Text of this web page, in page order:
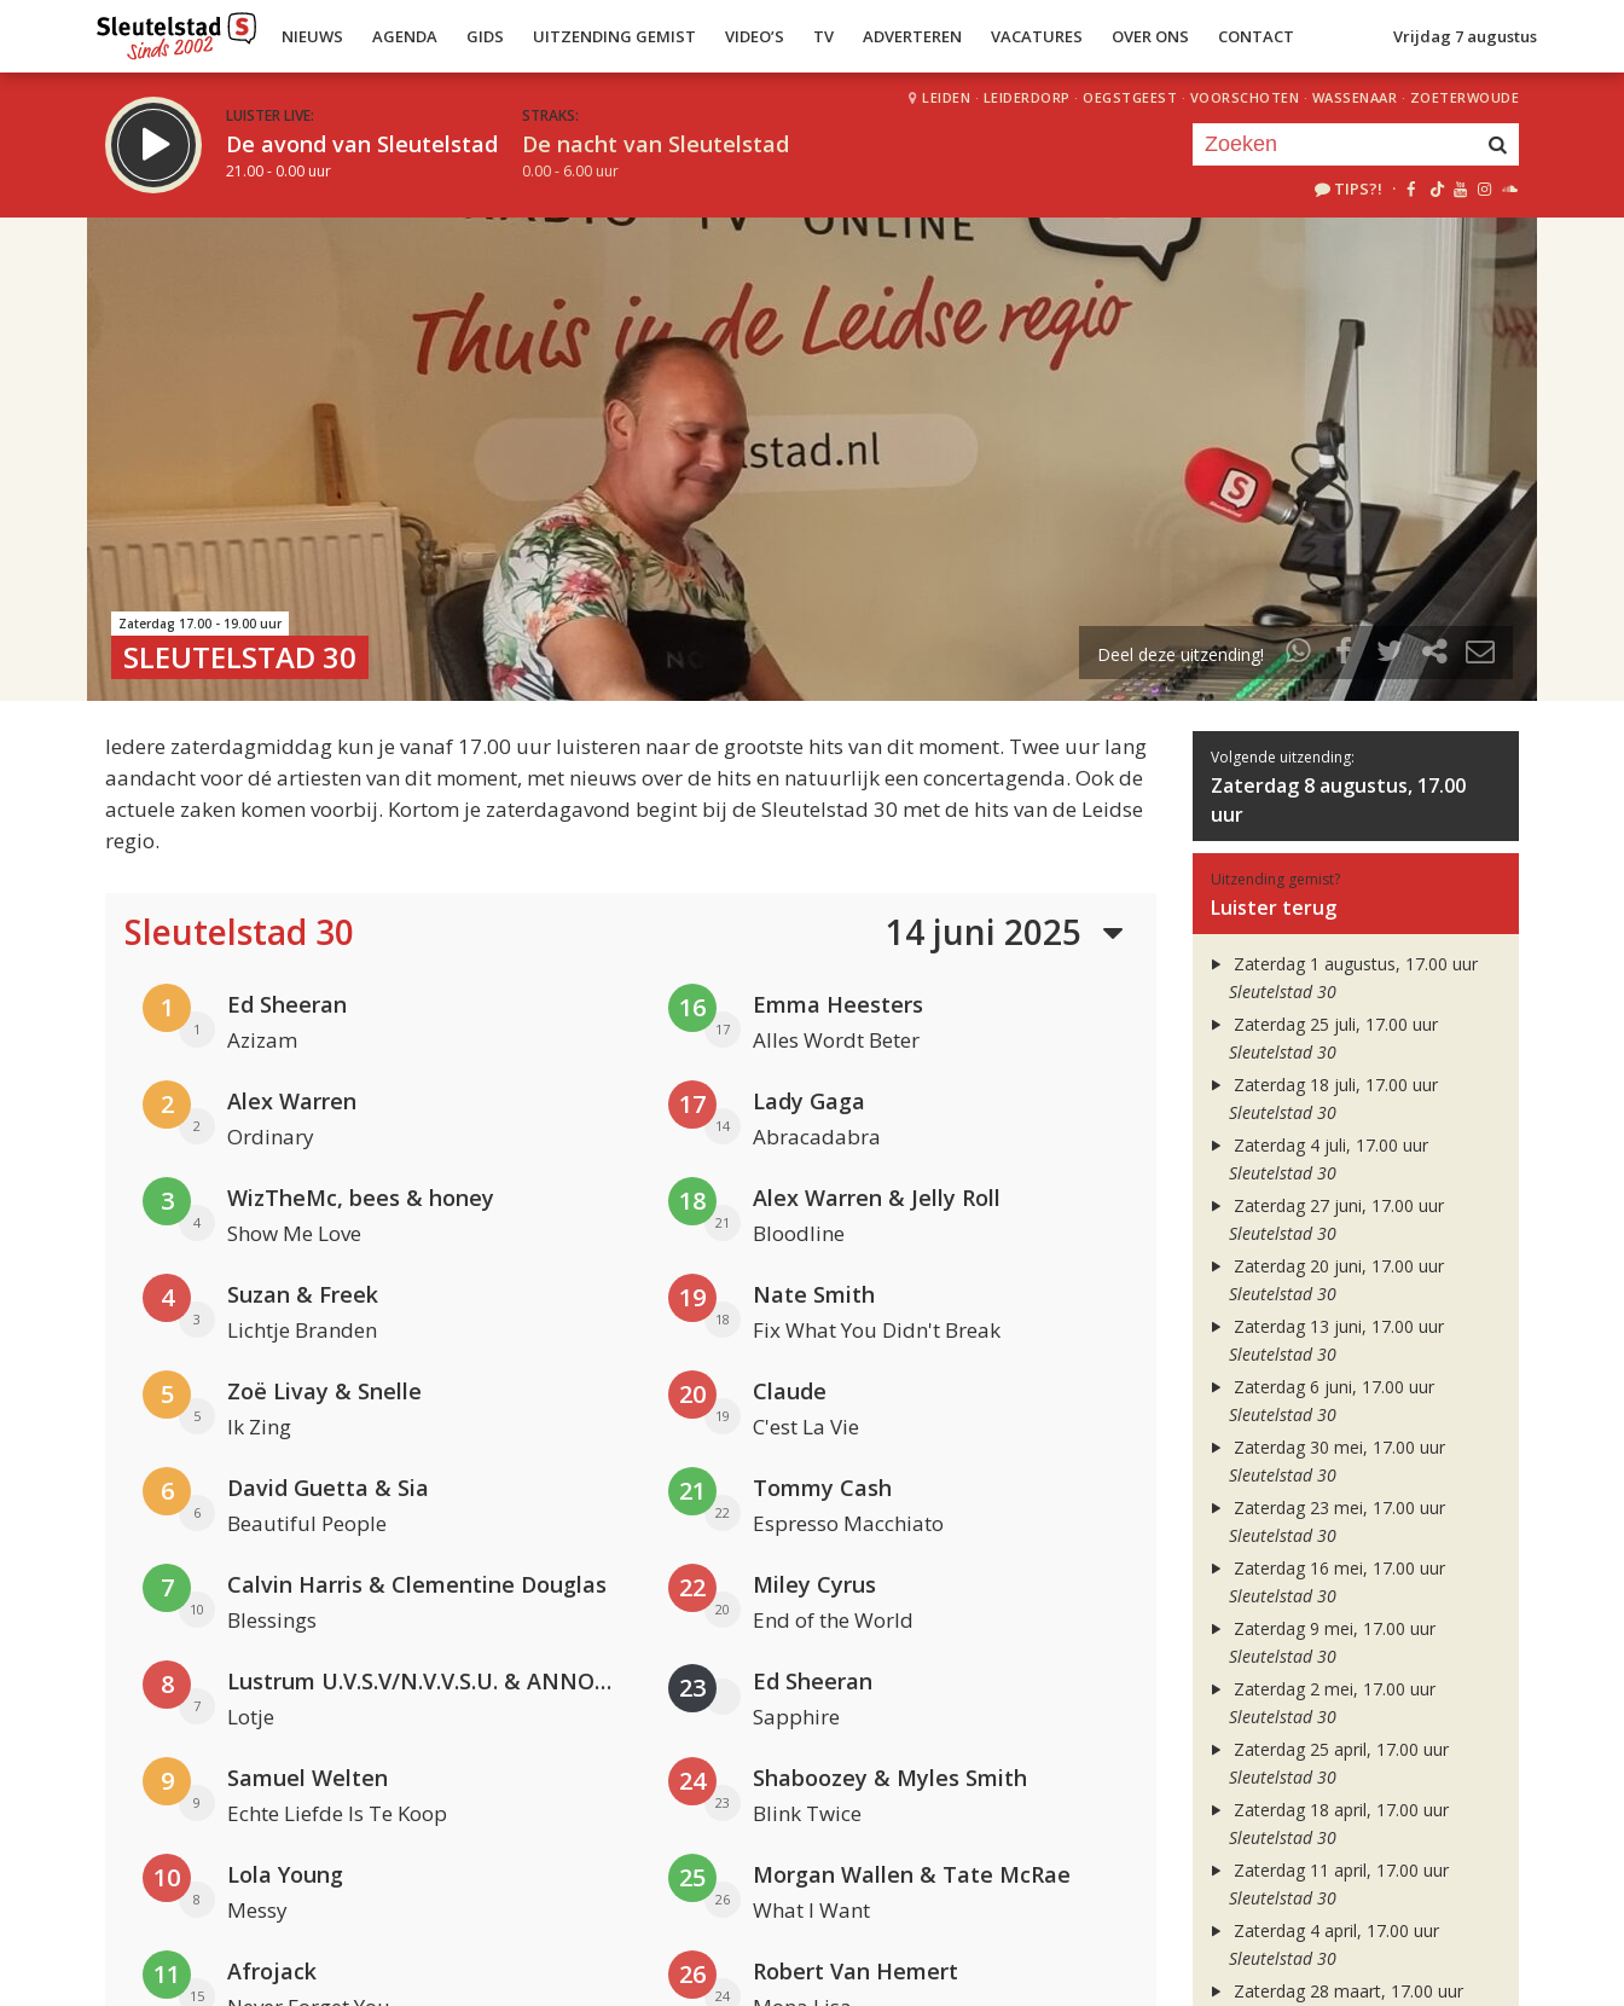
NIEUWS AGENDA GIDS UITZENDING GEMIST VIDEO’S TV ADVERTEREN VACATURES OVER ONS CONTACT Vrijdag 7 augustus
LUISTER LIVE:
De avond van Sleutelstad
21.00 - 0.00 uur
STRAKS:
De nacht van Sleutelstad
0.00 - 6.00 uur
LEIDEN · LEIDERDORP · OEGSTGEEST · VOORSCHOTEN · WASSENAAR · ZOETERWOUDE
TIPS?! ·
uur 1 van 2
Volgend uur
Zaterdag 17.00 - 19.00 uur
SLEUTELSTAD 30 Deel deze uitzending!
Iedere zaterdagmiddag kun je vanaf 17.00 uur luisteren naar de grootste hits van dit moment. Twee uur lang
aandacht voor dé artiesten van dit moment, met nieuws over de hits en natuurlijk een concertagenda. Ook de
actuele zaken komen voorbij. Kortom je zaterdagavond begint bij de Sleutelstad 30 met de hits van de Leidse
regio.
Sleutelstad 30 14 juni 2025
1
1
Ed Sheeran
Azizam
2
2
Alex Warren
Ordinary
3
4
WizTheMc, bees & honey
Show Me Love
4
3
Suzan & Freek
Lichtje Branden
5
5
Zoë Livay & Snelle
Ik Zing
6
6
David Guetta & Sia
Beautiful People
7
10
Calvin Harris & Clementine Douglas
Blessings
8
7
Lustrum U.V.S.V/N.V.V.S.U. & ANNO ONS & Jopke van Dobbenburgh & Roeland Beelen
Lotje
9
9
Samuel Welten
Echte Liefde Is Te Koop
10
8
Lola Young
Messy
11
15
Afrojack
16
17
Emma Heesters
Alles Wordt Beter
17
14
Lady Gaga
Abracadabra
18
21
Alex Warren & Jelly Roll
Bloodline
19
18
Nate Smith
Fix What You Didn't Break
20
19
Claude
C'est La Vie
21
22
Tommy Cash
Espresso Macchiato
22
20
Miley Cyrus
End of the World
23 Ed Sheeran
Sapphire
24
23
Shaboozey & Myles Smith
Blink Twice
25
26
Morgan Wallen & Tate McRae
What I Want
26
24
Robert Van Hemert
Volgende uitzending:
Zaterdag 8 augustus, 17.00
uur
Uitzending gemist?
Luister terug
Zaterdag 1 augustus, 17.00 uur
Sleutelstad 30
Zaterdag 25 juli, 17.00 uur
Sleutelstad 30
Zaterdag 18 juli, 17.00 uur
Sleutelstad 30
Zaterdag 4 juli, 17.00 uur
Sleutelstad 30
Zaterdag 27 juni, 17.00 uur
Sleutelstad 30
Zaterdag 20 juni, 17.00 uur
Sleutelstad 30
Zaterdag 13 juni, 17.00 uur
Sleutelstad 30
Zaterdag 6 juni, 17.00 uur
Sleutelstad 30
Zaterdag 30 mei, 17.00 uur
Sleutelstad 30
Zaterdag 23 mei, 17.00 uur
Sleutelstad 30
Zaterdag 16 mei, 17.00 uur
Sleutelstad 30
Zaterdag 9 mei, 17.00 uur
Sleutelstad 30
Zaterdag 2 mei, 17.00 uur
Sleutelstad 30
Zaterdag 25 april, 17.00 uur
Sleutelstad 30
Zaterdag 18 april, 17.00 uur
Sleutelstad 30
Zaterdag 11 april, 17.00 uur
Sleutelstad 30
Zaterdag 4 april, 17.00 uur
Sleutelstad 30
Zaterdag 28 maart, 17.00 uur